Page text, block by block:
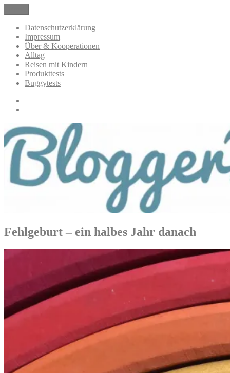
Inhalt
springen
BloggerMumOf3Boys Mamablog
Mamablog über das Leben mit drei Kindern mit Produkttests und
Alltagsthemen
Datenschutzerklärung
Impressum
Über & Kooperationen
Alltag
Reisen mit Kindern
Produkttests
Buggytests
Fehlgeburt – ein halbes Jahr danach